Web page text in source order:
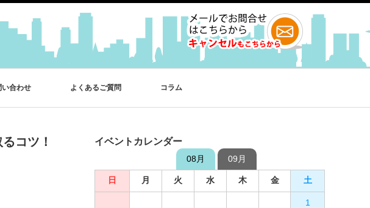
い合わせ よくあるご質問 コラム
コツ！ イベントカレンダー
08月 09月
日 月 火 水 木 金 土
1
日 月 火 水 木 金 土
5